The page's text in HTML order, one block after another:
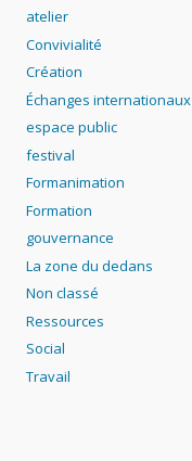
atelier
Convivialité
Création
Échanges internationaux
espace public
festival
Formanimation
Formation
gouvernance
La zone du dedans
Non classé
Ressources
Social
Travail